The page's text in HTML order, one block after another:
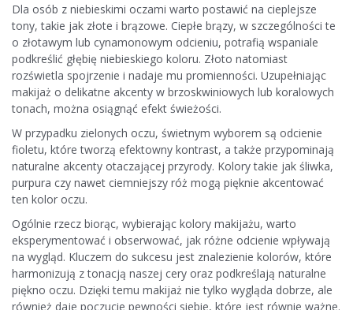
Dla osób z niebieskimi oczami warto postawić na cieplejsze
tony, takie jak złote i brązowe. Ciepłe brązy, w szczególności te
o złotawym lub cynamonowym odcieniu, potrafią wspaniale
podkreślić głębię niebieskiego koloru. Złoto natomiast
rozświetla spojrzenie i nadaje mu promienności. Uzupełniając
makijaż o delikatne akcenty w brzoskwiniowych lub koralowych
tonach, można osiągnąć efekt świeżości.
W przypadku zielonych oczu, świetnym wyborem są odcienie
fioletu, które tworzą efektowny kontrast, a także przypominają
naturalne akcenty otaczającej przyrody. Kolory takie jak śliwka,
purpura czy nawet ciemniejszy róż mogą pięknie akcentować
ten kolor oczu.
Ogólnie rzecz biorąc, wybierając kolory makijażu, warto
eksperymentować i obserwować, jak różne odcienie wpływają
na wygląd. Kluczem do sukcesu jest znalezienie kolorów, które
harmonizują z tonacją naszej cery oraz podkreślają naturalne
piękno oczu. Dzięki temu makijaż nie tylko wygląda dobrze, ale
również daje poczucie pewności siebie, które jest równie ważne.